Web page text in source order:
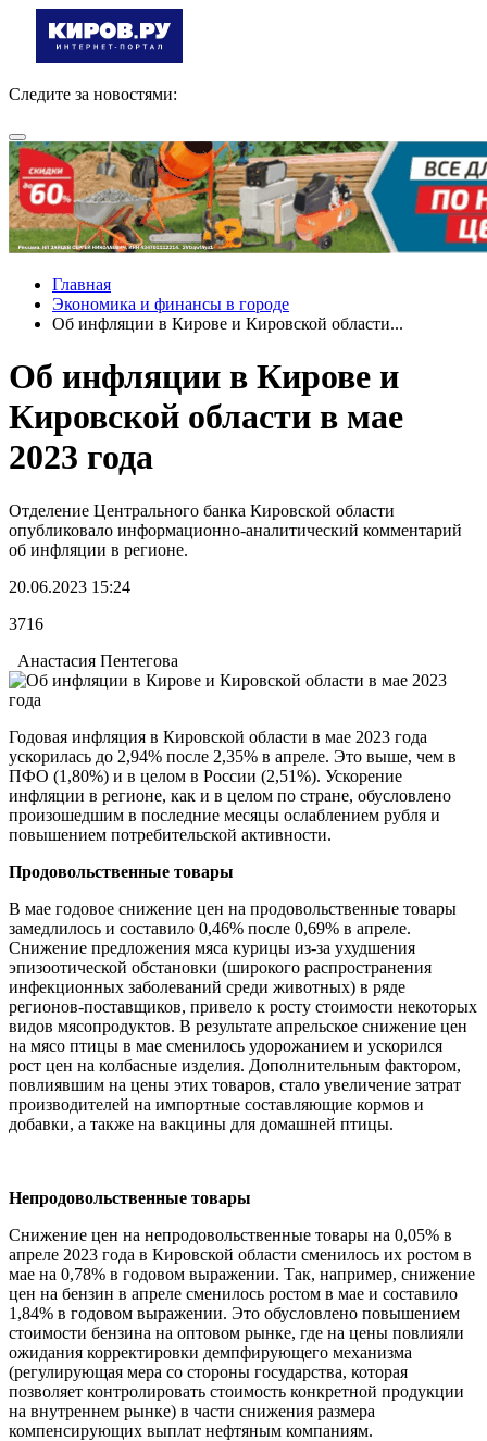
Следите за новостями:
Главная
Экономика и финансы в городе
Об инфляции в Кирове и Кировской области...
Об инфляции в Кирове и
Кировской области в мае
2023 года
Отделение Центрального банка Кировской области
опубликовало информационно-аналитический комментарий
об инфляции в регионе.
20.06.2023 15:24
3716
Анастасия Пентегова
Годовая инфляция в Кировской области в мае 2023 года
ускорилась до 2,94% после 2,35% в апреле. Это выше, чем в
ПФО (1,80%) и в целом в России (2,51%). Ускорение
инфляции в регионе, как и в целом по стране, обусловлено
произошедшим в последние месяцы ослаблением рубля и
повышением потребительской активности.
Продовольственные товары
В мае годовое снижение цен на продовольственные товары
замедлилось и составило 0,46% после 0,69% в апреле.
Снижение предложения мяса курицы из-за ухудшения
эпизоотической обстановки (широкого распространения
инфекционных заболеваний среди животных) в ряде
регионов-поставщиков, привело к росту стоимости некоторых
видов мясопродуктов. В результате апрельское снижение цен
на мясо птицы в мае сменилось удорожанием и ускорился
рост цен на колбасные изделия. Дополнительным фактором,
повлиявшим на цены этих товаров, стало увеличение затрат
производителей на импортные составляющие кормов и
добавки, а также на вакцины для домашней птицы.
Непродовольственные товары
Снижение цен на непродовольственные товары на 0,05% в
апреле 2023 года в Кировской области сменилось их ростом в
мае на 0,78% в годовом выражении. Так, например, снижение
цен на бензин в апреле сменилось ростом в мае и составило
1,84% в годовом выражении. Это обусловлено повышением
стоимости бензина на оптовом рынке, где на цены повлияли
ожидания корректировки демпфирующего механизма
(регулирующая мера со стороны государства, которая
позволяет контролировать стоимость конкретной продукции
на внутреннем рынке) в части снижения размера
компенсирующих выплат нефтяным компаниям.